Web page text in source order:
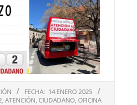
FECHA: 14 ENERO 2025
,ATENCIÓN, CIUDADANO, OFICINA